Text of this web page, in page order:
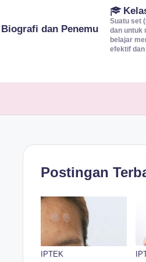
Biografi dan Penemu
Suatu set
dan untuk
belajar
efektif
Postingan
IPTEK